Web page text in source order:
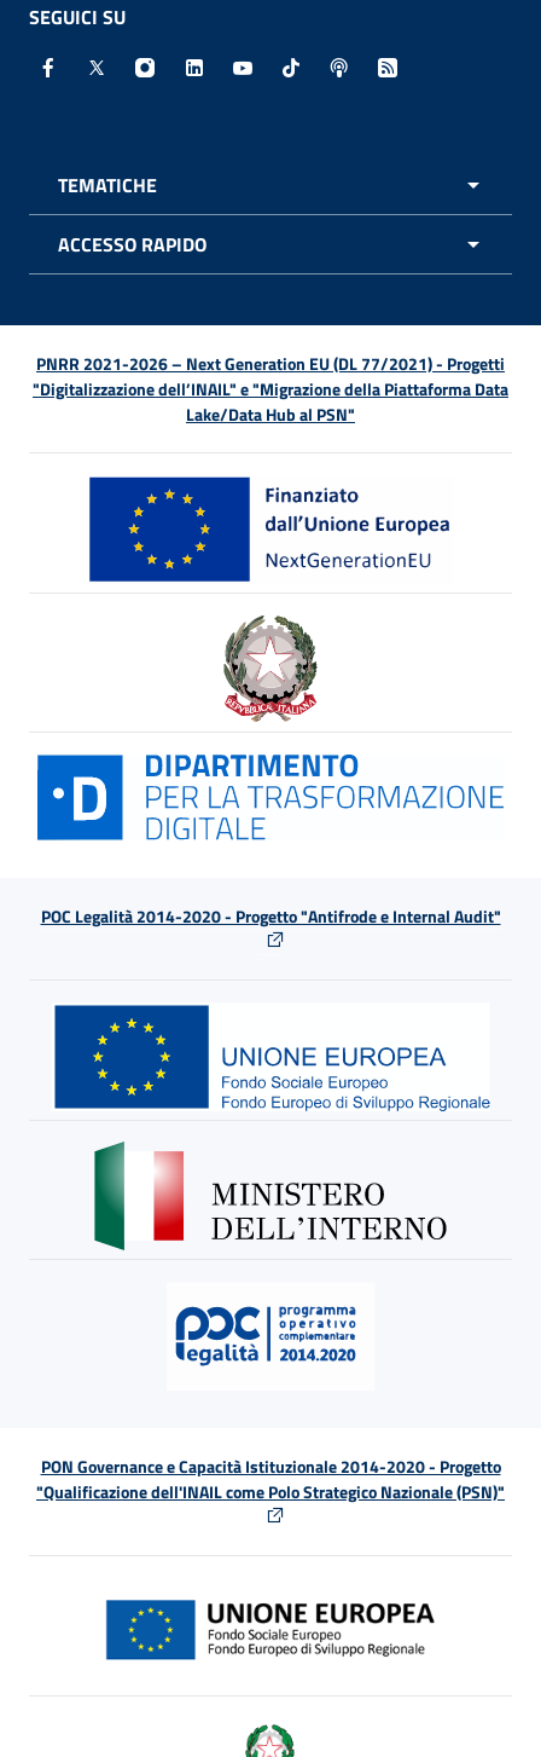
SEGUICI SU
Facebook - Sito esterno - Apertura in nuova finestra
X - Sito esterno - Apertura in nuova finestra
Instagram - Sito esterno - Apertura in
Linkedin - Sito esterno - Apertura in
Youtube - Sito esterno -
TikTok - Sito esterno -
Spreaker - Sito
Feed RSS -
TEMATICHE
ACCESSO RAPIDO
PNRR 2021-2026 – Next Generation EU (DL 77/2021) - Progetti
"Digitalizzazione dell’INAIL" e "Migrazione della Piattaforma Data
Lake/Data Hub al PSN"
POC Legalità 2014-2020 - Progetto "Antifrode e Internal Audit"
PON Governance e Capacità Istituzionale 2014-2020 - Progetto
"Qualificazione dell'INAIL come Polo Strategico Nazionale (PSN)"